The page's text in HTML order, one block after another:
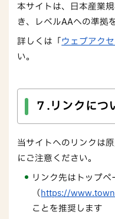
本サイトは、日本産業
き、レベルAAへの準拠
詳しくは「ウェブアク
い。
７.リンクにつ
当サイトへのリンクは
にご注意ください。
リンク先はトップペ
（https://
ことを推奨します